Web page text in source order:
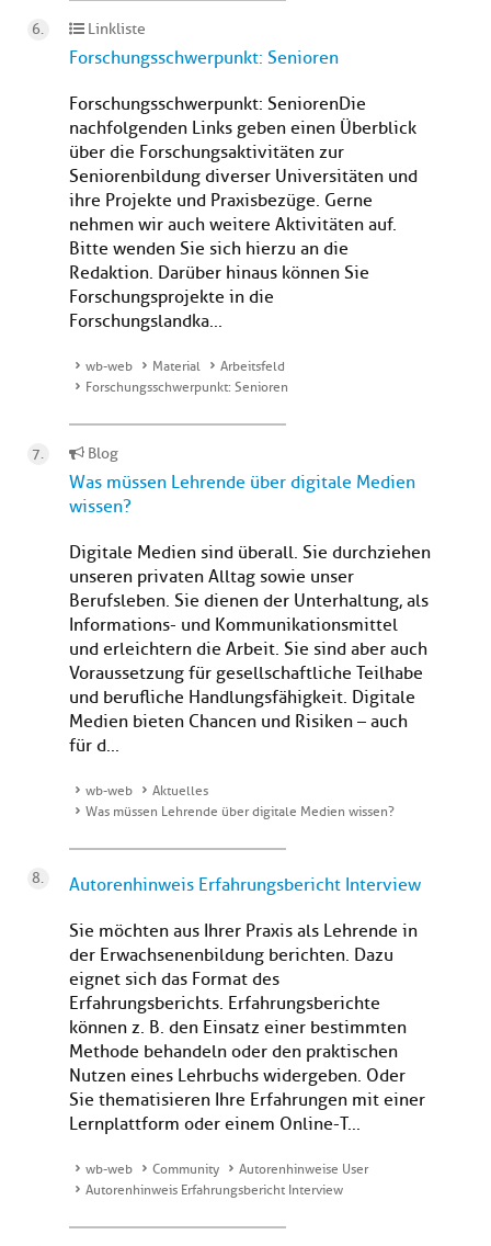
Linkliste
Forschungsschwerpunkt: Senioren
Forschungsschwerpunkt: SeniorenDie
nachfolgenden Links geben einen Überblick
über die Forschungsaktivitäten zur
Seniorenbildung diverser Universitäten und
ihre Projekte und Praxisbezüge. Gerne
nehmen wir auch weitere Aktivitäten auf.
Bitte wenden Sie sich hierzu an die
Redaktion. Darüber hinaus können Sie
Forschungsprojekte in die
Forschungslandka...
wb-web Material
Arbeitsfeld
Forschungsschwerpunkt: Senioren
Blog
Was müssen Lehrende über digitale Medien
wissen?
Digitale Medien sind überall. Sie durchziehen
unseren privaten Alltag sowie unser
Berufsleben. Sie dienen der Unterhaltung, als
Informations- und Kommunikationsmittel
und erleichtern die Arbeit. Sie sind aber auch
Voraussetzung für gesellschaftliche Teilhabe
und berufliche Handlungsfähigkeit. Digitale
Medien bieten Chancen und Risiken – auch
für d...
wb-web
Aktuelles
Was müssen Lehrende über digitale Medien wissen?
Autorenhinweis Erfahrungsbericht Interview
Sie möchten aus Ihrer Praxis als Lehrende in
der Erwachsenenbildung berichten. Dazu
eignet sich das Format des
Erfahrungsberichts. Erfahrungsberichte
können z. B. den Einsatz einer bestimmten
Methode behandeln oder den praktischen
Nutzen eines Lehrbuchs widergeben. Oder
Sie thematisieren Ihre Erfahrungen mit einer
Lernplattform oder einem Online-T...
wb-web Community
Autorenhinweise User
Autorenhinweis Erfahrungsbericht Interview